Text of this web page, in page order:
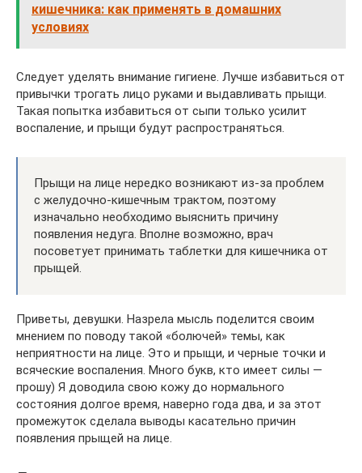
кишечника: как применять в домашних
условиях
Следует уделять внимание гигиене. Лучше избавиться от
привычки трогать лицо руками и выдавливать прыщи.
Такая попытка избавиться от сыпи только усилит
воспаление, и прыщи будут распространяться.
Прыщи на лице нередко возникают из-за проблем
с желудочно-кишечным трактом, поэтому
изначально необходимо выяснить причину
появления недуга. Вполне возможно, врач
посоветует принимать таблетки для кишечника от
прыщей.
Приветы, девушки. Назрела мысль поделится своим
мнением по поводу такой «болючей» темы, как
неприятности на лице. Это и прыщи, и черные точки и
всяческие воспаления. Много букв, кто имеет силы —
прошу) Я доводила свою кожу до нормального
состояния долгое время, наверно года два, и за этот
промежуток сделала выводы касательно причин
появления прыщей на лице.